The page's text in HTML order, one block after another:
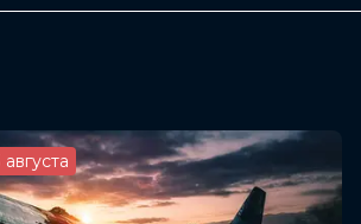
Евгений Сытый, Таисия Вилкова,
Стычкин, Ян Цапник, Сергей Бадюк,
Валерий Федорович
августа